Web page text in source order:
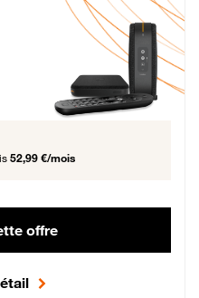
57,99 € par mois, Engagement 12 mois
52,99 €/mois
offre